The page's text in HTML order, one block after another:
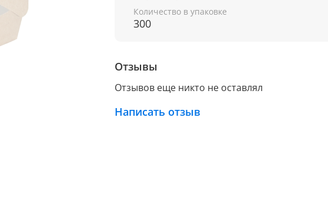
Количество в упаковке
300
Отзывы
Отзывов еще никто не оставлял
Написать отзыв